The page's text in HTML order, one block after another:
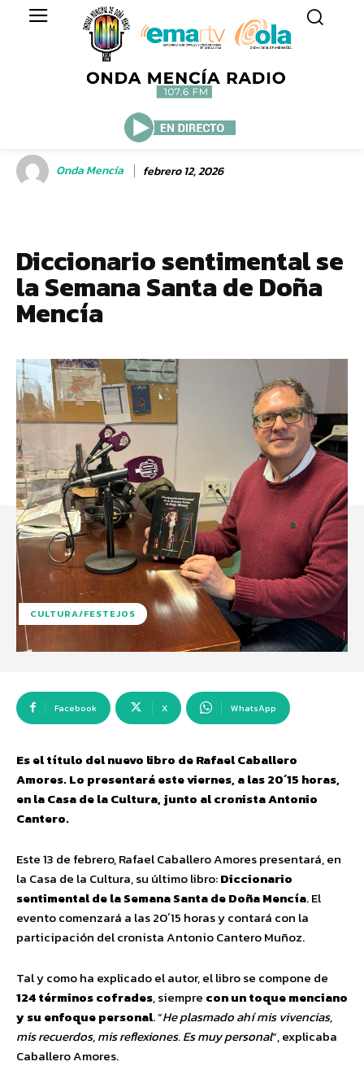
Onda Mencía febrero 12, 2026
Diccionario sentimental se
la Semana Santa de Doña
Mencía
CULTURA/FESTEJOS
Facebook X WhatsApp
Es el título del nuevo libro de Rafael Caballero
Amores. Lo presentará este viernes, a las 20´15 horas,
en la Casa de la Cultura, junto al cronista Antonio
Cantero.
Este 13 de febrero, Rafael Caballero Amores presentará, en
la Casa de la Cultura, su último libro:Diccionario
sentimental de la Semana Santa de Doña Mencía. El
evento comenzará a las 20´15 horas y contará con la
participación del cronista Antonio Cantero Muñoz.
Tal y como ha explicado el autor, el libro se compone de
124 términos cofrades, siempre con un toque menciano
y su enfoque personal. “He plasmado ahí mis vivencias,
mis recuerdos, mis reflexiones. Es muy personal“, explicaba
Caballero Amores.